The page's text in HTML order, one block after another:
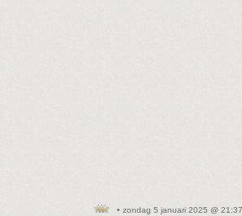
• zondag 5 januari 2025 @